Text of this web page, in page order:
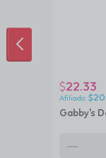
Gabby's
$22.33
$
remove
ANTERIOR